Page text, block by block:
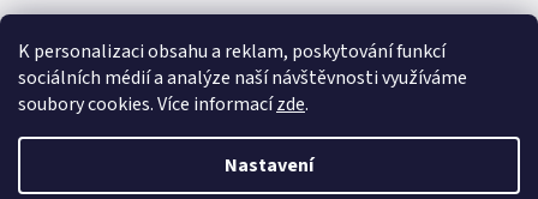
K personalizaci obsahu a reklam, poskytování funkcí
sociálních médií a analýze naší návštěvnosti využíváme
soubory cookies. Více informacízde.
Nastavení
Přijímáme online platby